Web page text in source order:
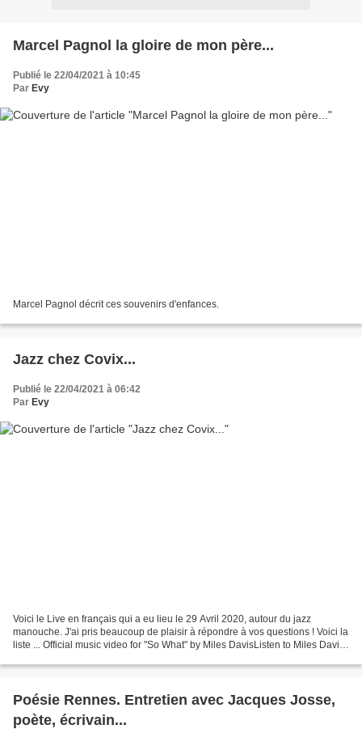
Marcel Pagnol la gloire de mon père...
Publié le 22/04/2021 à 10:45
Par Evy
Marcel Pagnol décrit ces souvenirs d'enfances.
Jazz chez Covix...
Publié le 22/04/2021 à 06:42
Par Evy
Voici le Live en français qui a eu lieu le 29 Avril 2020, autour du jazz
manouche. J'ai pris beaucoup de plaisir à répondre à vos questions ! Voici la
liste ... Official music video for "So What" by Miles DavisListen to Miles Davis:
Poésie Rennes. Entretien avec Jacques Josse,
poète, écrivain...